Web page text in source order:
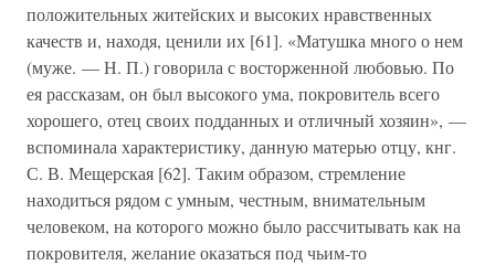
положительных житейских и высоких нравственных
качеств и, находя, ценили их [61]. «Матушка много о нем
(муже. — Н. П.) говорила с восторженной любовью. По
ея рассказам, он был высокого ума, покровитель всего
хорошего, отец своих подданных и отличный хозяин», —
вспоминала характеристику, данную матерью отцу, кнг.
С. В. Мещерская [62]. Таким образом, стремление
находиться рядом с умным, честным, внимательным
человеком, на которого можно было рассчитывать как на
покровителя, желание оказаться под чьим-то